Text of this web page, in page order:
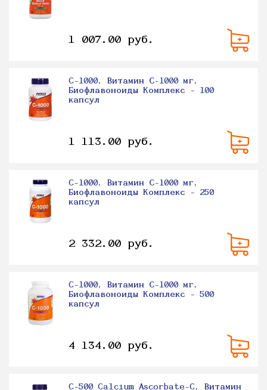
1 007.00 руб.
C-1000, Витамин С-1000 мг,
Биофлавоноиды Комплекс - 100
капсул
1 113.00 руб.
C-1000, Витамин С-1000 мг,
Биофлавоноиды Комплекс - 250
капсул
2 332.00 руб.
C-1000, Витамин С-1000 мг,
Биофлавоноиды Комплекс - 500
капсул
4 134.00 руб.
C-500 Calcium Ascorbate-C, Витамин